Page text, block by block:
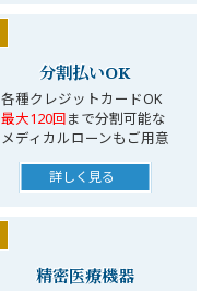
分割払いOK
各種クレジットカードOK
最大120回まで分割可能な
メディカルローンもご用意
詳しく見る
精密医療機器